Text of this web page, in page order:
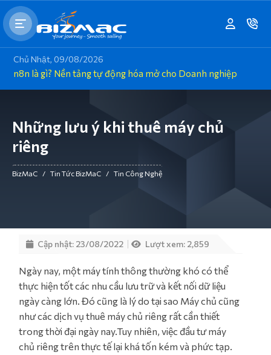
Chủ Nhật, 09/08/2026
n8n là gì? Nền tảng tự động hóa mở cho Doanh nghiệp
Những lưu ý khi thuê máy chủ
riêng
BizMaC / Tin Tức BizMaC / Tin Công Nghệ
Cập nhật: 23/08/2022 Lượt xem: 2,859
Ngày nay, một máy tính thông thường khó có thể
thực hiện tốt các nhu cầu lưu trữ và kết nối dữ liệu
ngày càng lớn. Đó cũng là lý do tại sao Máy chủ cũng
như các dịch vụ thuê máy chủ riêng rất cần thiết
trong thời đại ngày nay.Tuy nhiên, việc đầu tư máy
chủ riêng trên thực tế lại khá tốn kém và phức tạp.